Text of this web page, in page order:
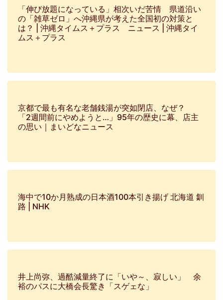
「伸び放題になっている」相次いだ苦情 県道沿い
の「雑草ゼロ」へ沖縄県が考えた全国初の対策と
は？ | 沖縄タイムス＋プラス ニュース | 沖縄タイ
ムス＋プラス
京都で最も有名な老舗銭湯が突如閉店、なぜ？
「2週間前にやめようと…」95年の歴史に幕、店主
の思い｜まいどなニュース
海中で10か月熟成の日本酒100本引き揚げ 北海道 釧
路 | NHK
井上尚弥、過酷減量終了に「いや～、寂しい」 余
裕のパスに大橋会長驚き「スゲェな」